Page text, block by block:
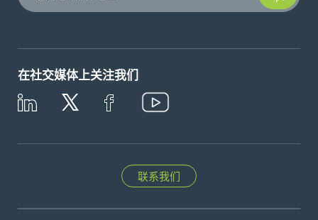
在社交媒体上关注我们
联系我们